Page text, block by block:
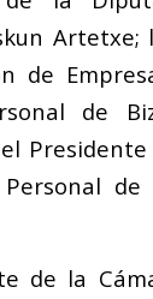
de
de
Presidente
de
de la